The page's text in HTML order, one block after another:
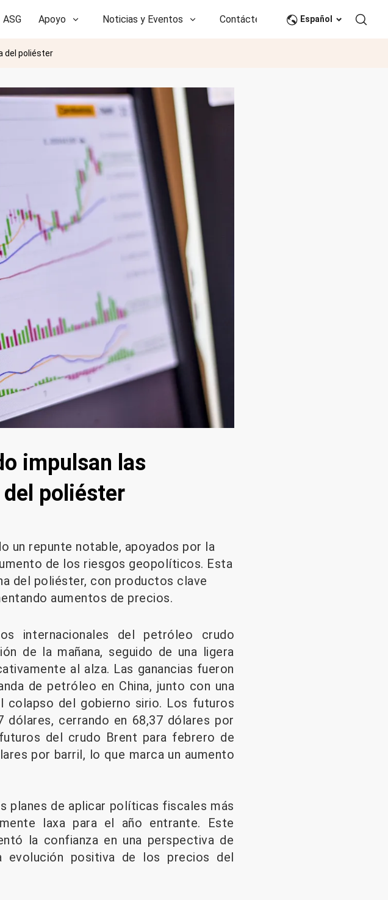
ASG Apoyo Noticias y Eventos Contáctenos CNEspañol
del poliéster
impulsan las
poliéster
un repunte notable, apoyados por la
de los riesgos geopolíticos. Esta
del poliéster, con productos clave
aumentos de precios.
internacionales del petróleo crudo
de la mañana, seguido de una ligera
al alza. Las ganancias fueron
de petróleo en China, junto con una
del gobierno sirio. Los futuros
cerrando en 68,37 dólares por
del crudo Brent para febrero de
por barril, lo que marca un aumento
planes de aplicar políticas fiscales más
laxa para el año entrante. Este
la confianza en una perspectiva de
evolución positiva de los precios del